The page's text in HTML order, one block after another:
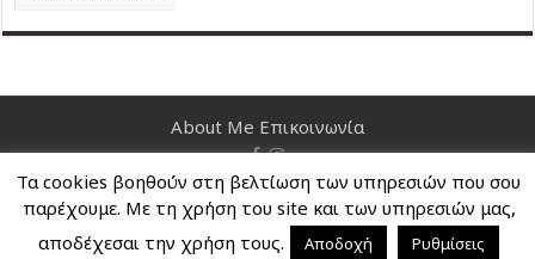
About Me Επικοινωνία
Nancy's Blog © Copyright 2026, All Rights Reserved
Τα cookies βοηθούν στη βελτίωση των υπηρεσιών που σου
παρέχουμε. Με τη χρήση του site και των υπηρεσιών μας,
αποδέχεσαι την χρήση τους.
Αποδοχή Ρυθμίσεις